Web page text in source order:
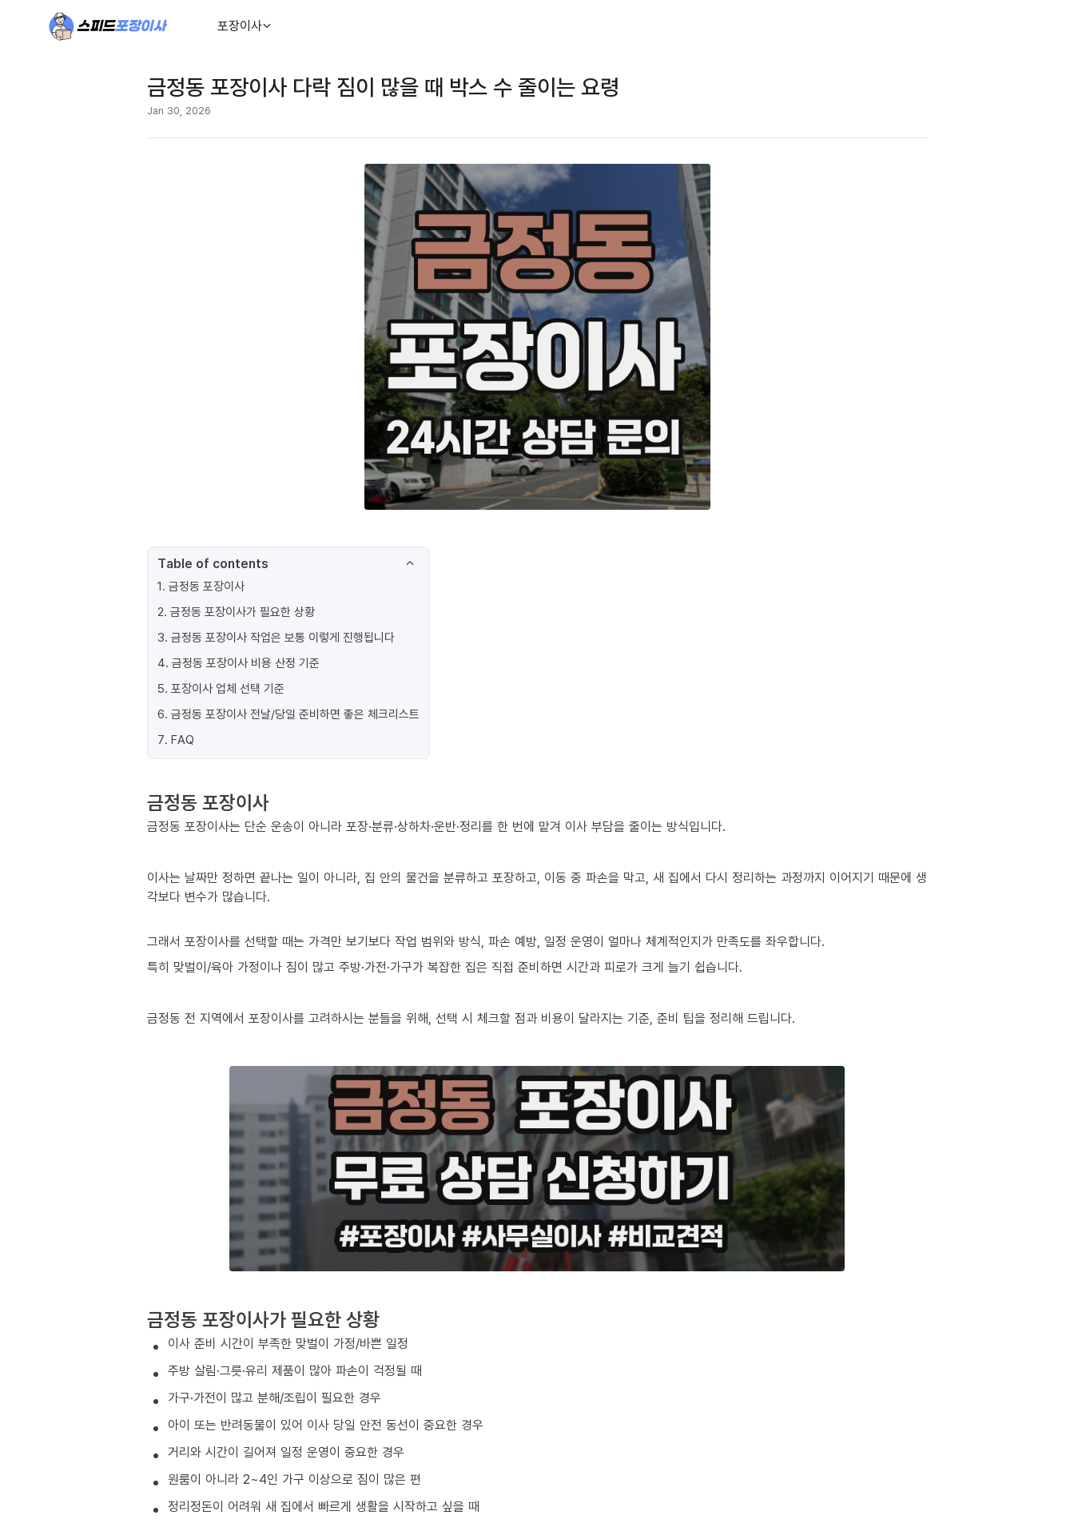
포장이사
금정동 포장이사 다락 짐이 많을 때 박스 수 줄이는 요령
Jan 30, 2026
Table of contents
1. 금정동 포장이사
2. 금정동 포장이사가 필요한 상황
3. 금정동 포장이사 작업은 보통 이렇게 진행됩니다
4. 금정동 포장이사 비용 산정 기준
5. 포장이사 업체 선택 기준
6. 금정동 포장이사 전날/당일 준비하면 좋은 체크리스트
7. FAQ
금정동 포장이사
금정동 포장이사는 단순 운송이 아니라 포장·분류·상하차·운반·정리를 한 번에 맡겨 이사 부담을 줄이는 방식입니다.
이사는 날짜만 정하면 끝나는 일이 아니라, 집 안의 물건을 분류하고 포장하고, 이동 중 파손을 막고, 새 집에서 다시 정리하는 과정까지 이어지기 때문에 생
각보다 변수가 많습니다.
그래서 포장이사를 선택할 때는 가격만 보기보다 작업 범위와 방식, 파손 예방, 일정 운영이 얼마나 체계적인지가 만족도를 좌우합니다.
특히 맞벌이/육아 가정이나 짐이 많고 주방·가전·가구가 복잡한 집은 직접 준비하면 시간과 피로가 크게 늘기 쉽습니다.
금정동 전 지역에서 포장이사를 고려하시는 분들을 위해, 선택 시 체크할 점과 비용이 달라지는 기준, 준비 팁을 정리해 드립니다.
금정동 포장이사가 필요한 상황
이사 준비 시간이 부족한 맞벌이 가정/바쁜 일정
주방 살림·그릇·유리 제품이 많아 파손이 걱정될 때
가구·가전이 많고 분해/조립이 필요한 경우
아이 또는 반려동물이 있어 이사 당일 안전 동선이 중요한 경우
거리와 시간이 길어져 일정 운영이 중요한 경우
원룸이 아니라 2~4인 가구 이상으로 짐이 많은 편
정리정돈이 어려워 새 집에서 빠르게 생활을 시작하고 싶을 때